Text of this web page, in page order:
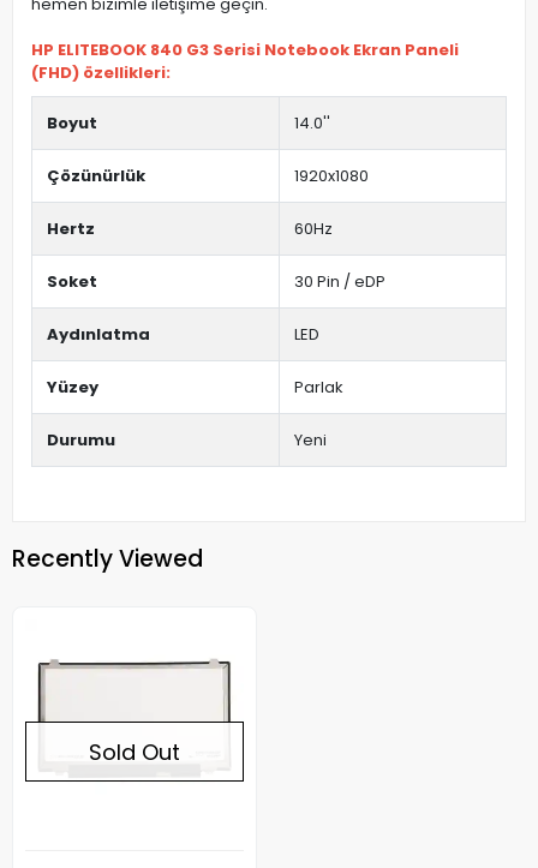
HP ELITEBOOK 840 G3 Serisi Notebook Ekran Paneli
(FHD) özellikleri:
Boyut 14.0''
Çözünürlük 1920x1080
Hertz 60Hz
Soket 30 Pin / eDP
Aydınlatma LED
Yüzey Parlak
Durumu Yeni
Recently Viewed
Sold Out